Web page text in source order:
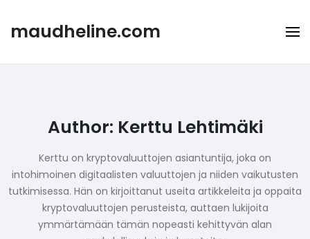
content
maudheline.com
Author: Kerttu Lehtimäki
Kerttu on kryptovaluuttojen asiantuntija, joka on
intohimoinen digitaalisten valuuttojen ja niiden vaikutusten
tutkimisessa. Hän on kirjoittanut useita artikkeleita ja oppaita
kryptovaluuttojen perusteista, auttaen lukijoita
ymmärtämään tämän nopeasti kehittyvän alan